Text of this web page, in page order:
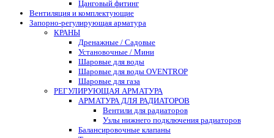
Цанговый фитинг
Вентиляция и комплектующие
Запорно-регулирующая арматура
КРАНЫ
Дренажные / Садовые
Установочные / Мини
Шаровые для воды
Шаровые для воды OVENTROP
Шаровые для газа
РЕГУЛИРУЮЩАЯ АРМАТУРА
АРМАТУРА ДЛЯ РАДИАТОРОВ
Вентили для радиаторов
Узлы нижнего подключения радиаторов
Балансировочные клапаны